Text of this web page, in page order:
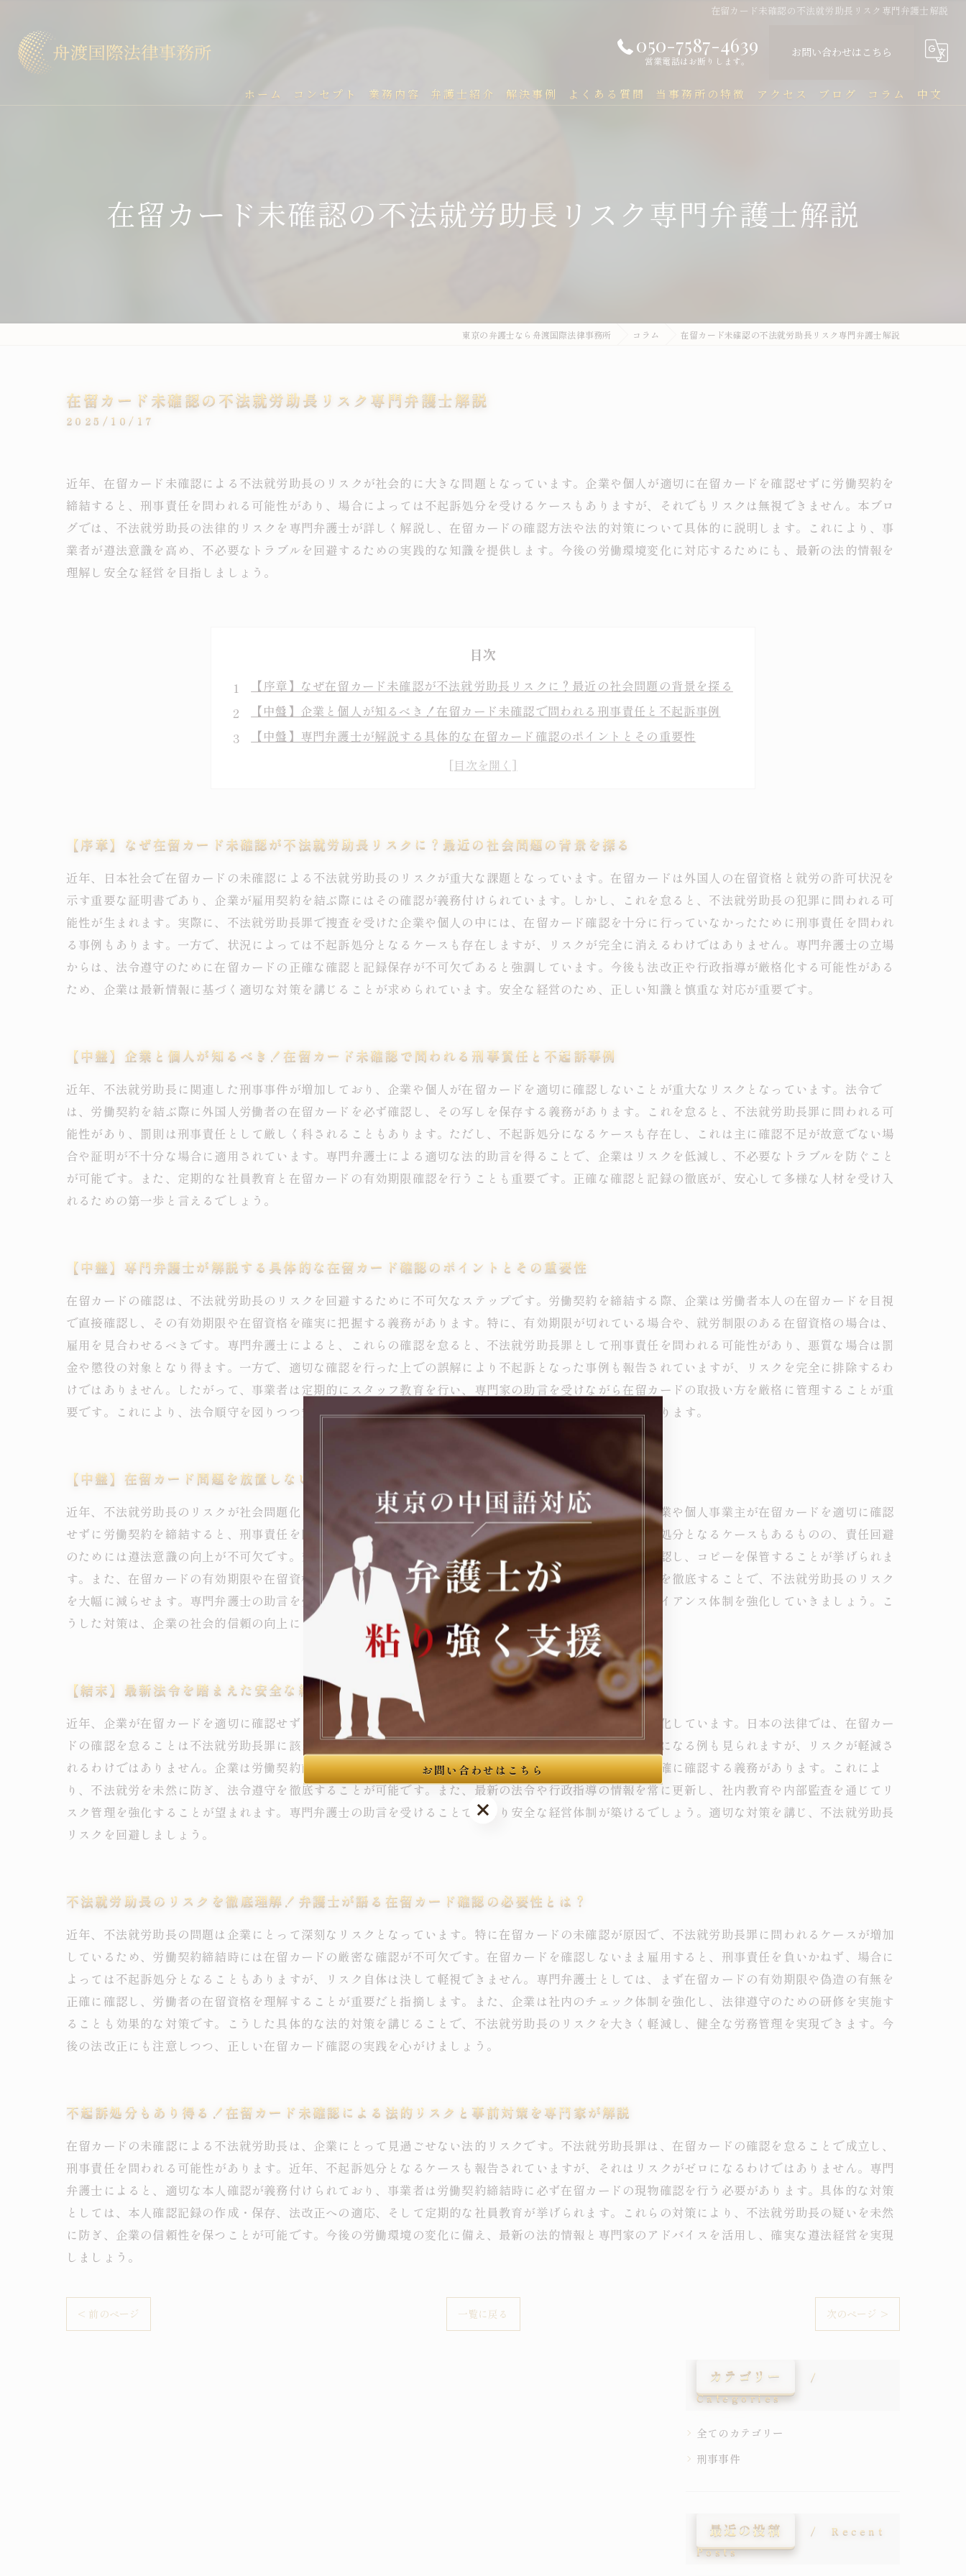
在留カード未確認の不法就労助長リスク専門弁護士解説
050-7587-4639
営業電話はお断りします。
お問い合わせはこちら
ホーム コンセプト 業務内容 弁護士紹介 解決事例 よくある質問 当事務所の特徴
刑事
外国人刑事・在留Q&A
傷害・暴行
アクセス ブログ コラム 中文
在留カード未確認の不法就労助長リスク専門弁護士解説
東京の弁護士なら舟渡国際法律事務所 コラム 在留カード未確認の不法就労助長リスク専門弁護士解説
在留カード未確認の不法就労助長リスク専門弁護士解説
2025/10/17
近年、在留カード未確認による不法就労助長のリスクが社会的に大きな問題となっています。企業や個人が適切に在留カードを確認せずに労働契約を
締結すると、刑事責任を問われる可能性があり、場合によっては不起訴処分を受けるケースもありますが、それでもリスクは無視できません。本ブロ
グでは、不法就労助長の法律的リスクを専門弁護士が詳しく解説し、在留カードの確認方法や法的対策について具体的に説明します。これにより、事
業者が遵法意識を高め、不必要なトラブルを回避するための実践的な知識を提供します。今後の労働環境変化に対応するためにも、最新の法的情報を
理解し安全な経営を目指しましょう。
目次
【序章】なぜ在留カード未確認が不法就労助長リスクに？最近の社会問題の背景を探る
【中盤】企業と個人が知るべき！在留カード未確認で問われる刑事責任と不起訴事例
【中盤】専門弁護士が解説する具体的な在留カード確認のポイントとその重要性
【中盤】在留カード問題を放置しないための効果的な法的対策と遵法意識の向上方法
不起訴処分もあり得る！在留カード未確認による法的リスクと事前対策を専門家が解説
【序章】なぜ在留カード未確認が不法就労助長リスクに？最近の社会問題の背景を探る
近年、日本社会で在留カードの未確認による不法就労助長のリスクが重大な課題となっています。在留カードは外国人の在留資格と就労の許可状況を
示す重要な証明書であり、企業が雇用契約を結ぶ際にはその確認が義務付けられています。しかし、これを怠ると、不法就労助長の犯罪に問われる可
能性が生まれます。実際に、不法就労助長罪で捜査を受けた企業や個人の中には、在留カード確認を十分に行っていなかったために刑事責任を問われ
る事例もあります。一方で、状況によっては不起訴処分となるケースも存在しますが、リスクが完全に消えるわけではありません。専門弁護士の立場
からは、法令遵守のために在留カードの正確な確認と記録保存が不可欠であると強調しています。今後も法改正や行政指導が厳格化する可能性がある
ため、企業は最新情報に基づく適切な対策を講じることが求められています。安全な経営のため、正しい知識と慎重な対応が重要です。
【中盤】企業と個人が知るべき！在留カード未確認で問われる刑事責任と不起訴事例
近年、不法就労助長に関連した刑事事件が増加しており、企業や個人が在留カードを適切に確認しないことが重大なリスクとなっています。法令で
は、労働契約を結ぶ際に外国人労働者の在留カードを必ず確認し、その写しを保存する義務があります。これを怠ると、不法就労助長罪に問われる可
能性があり、罰則は刑事責任として厳しく科されることもあります。ただし、不起訴処分になるケースも存在し、これは主に確認不足が故意でない場
合や証明が不十分な場合に適用されています。専門弁護士による適切な法的助言を得ることで、企業はリスクを低減し、不必要なトラブルを防ぐこと
が可能です。また、定期的な社員教育と在留カードの有効期限確認を行うことも重要です。正確な確認と記録の徹底が、安心して多様な人材を受け入
れるための第一歩と言えるでしょう。
【中盤】専門弁護士が解説する具体的な在留カード確認のポイントとその重要性
在留カードの確認は、不法就労助長のリスクを回避するために不可欠なステップです。労働契約を締結する際、企業は労働者本人の在留カードを目視
で直接確認し、その有効期限や在留資格を確実に把握する義務があります。特に、有効期限が切れている場合や、就労制限のある在留資格の場合は、
雇用を見合わせるべきです。専門弁護士によると、これらの確認を怠ると、不法就労助長罪として刑事責任を問われる可能性があり、悪質な場合は罰
金や懲役の対象となり得ます。一方で、適切な確認を行った上での誤解により不起訴となった事例も報告されていますが、リスクを完全に排除するわ
けではありません。したがって、事業者は定期的にスタッフ教育を行い、専門家の助言を受けながら在留カードの取扱い方を厳格に管理することが重
要です。これにより、法令順守を図りつつ安心して外国人労働者を雇用できる環境を整えることが可能となります。
【中盤】在留カード問題を放置しないための効果的な法的対策と遵法意識の向上方法
近年、不法就労助長のリスクが社会問題化しており、特に在留カードの未確認が大きな原因の一つです。企業や個人事業主が在留カードを適切に確認
せずに労働契約を締結すると、刑事責任を問われる可能性があるため、リスク管理は欠かせません。不起訴処分となるケースもあるものの、責任回避
のためには遵法意識の向上が不可欠です。効果的な法的対策としては、採用時に必ず在留カードの原本を確認し、コピーを保管することが挙げられま
す。また、在留カードの有効期限や在留資格を正確に把握し、定期的な確認を行うことも重要です。これらを徹底することで、不法就労助長のリスク
を大幅に減らせます。専門弁護士の助言を受けつつ、最新の法令に対応した社内ルールを整備し、コンプライアンス体制を強化していきましょう。こ
うした対策は、企業の社会的信頼の向上にも寄与します。
【結末】最新法令を踏まえた安全な経営と不法就労助長リスク回避のための実践ガイド
近年、企業が在留カードを適切に確認せずに労働契約を結ぶケースが増加し、不法就労助長のリスクが深刻化しています。日本の法律では、在留カー
ドの確認を怠ることは不法就労助長罪に該当し、刑事責任を問われる可能性があります。実際、不起訴処分になる例も見られますが、リスクが軽減さ
れるわけではありません。企業は労働契約前に必ず在留カードの原本確認を行い、有効期限や在留資格を正確に確認する義務があります。これによ
り、不法就労を未然に防ぎ、法令遵守を徹底することが可能です。また、最新の法令や行政指導の情報を常に更新し、社内教育や内部監査を通じてリ
スク管理を強化することが望まれます。専門弁護士の助言を受けることで、より安全な経営体制が築けるでしょう。適切な対策を講じ、不法就労助長
リスクを回避しましょう。
不法就労助長のリスクを徹底理解！弁護士が語る在留カード確認の必要性とは？
近年、不法就労助長の問題は企業にとって深刻なリスクとなっています。特に在留カードの未確認が原因で、不法就労助長罪に問われるケースが増加
しているため、労働契約締結時には在留カードの厳密な確認が不可欠です。在留カードを確認しないまま雇用すると、刑事責任を負いかねず、場合に
よっては不起訴処分となることもありますが、リスク自体は決して軽視できません。専門弁護士としては、まず在留カードの有効期限や偽造の有無を
正確に確認し、労働者の在留資格を理解することが重要だと指摘します。また、企業は社内のチェック体制を強化し、法律遵守のための研修を実施す
ることも効果的な対策です。こうした具体的な法的対策を講じることで、不法就労助長のリスクを大きく軽減し、健全な労務管理を実現できます。今
後の法改正にも注意しつつ、正しい在留カード確認の実践を心がけましょう。
不起訴処分もあり得る！在留カード未確認による法的リスクと事前対策を専門家が解説
在留カードの未確認による不法就労助長は、企業にとって見過ごせない法的リスクです。不法就労助長罪は、在留カードの確認を怠ることで成立し、
刑事責任を問われる可能性があります。近年、不起訴処分となるケースも報告されていますが、それはリスクがゼロになるわけではありません。専門
弁護士によると、適切な本人確認が義務付けられており、事業者は労働契約締結時に必ず在留カードの現物確認を行う必要があります。具体的な対策
としては、本人確認記録の作成・保存、法改正への適応、そして定期的な社員教育が挙げられます。これらの対策により、不法就労助長の疑いを未然
に防ぎ、企業の信頼性を保つことが可能です。今後の労働環境の変化に備え、最新の法的情報と専門家のアドバイスを活用し、確実な遵法経営を実現
しましょう。
< 前のページ 一覧に戻る 次のページ >
カテゴリー
Categories
全てのカテゴリー
刑事事件
最近の投稿
Recent
Posts
お問い合わせはこちら
お問い合わせはこちら